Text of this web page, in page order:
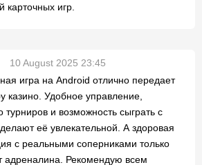
карточных игр.
10 August 2025 23:45
игра на Android отлично передает
казино. Удобное управление,
турниров и возможность сыграть с
её увлекательной. А здоровая
с реальными соперниками только
адреналина. Рекомендую всем